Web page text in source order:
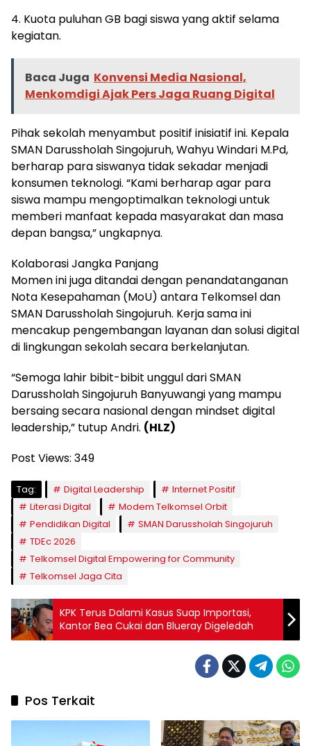
4. Kuota puluhan GB bagi siswa yang aktif selama
kegiatan.
Baca Juga Konvensi Media Nasional,
Menkomdigi Ajak Pers Jaga Ruang Digital
Pihak sekolah menyambut positif inisiatif ini. Kepala
SMAN Darussholah Singojuruh, Wahyu Windari M.Pd,
berharap para siswanya tidak sekadar menjadi
konsumen teknologi. “Kami berharap agar para
siswa mampu mengoptimalkan teknologi untuk
memberi manfaat kepada masyarakat dan masa
depan bangsa,” ungkapnya.
Kolaborasi Jangka Panjang
Momen ini juga ditandai dengan penandatanganan
Nota Kesepahaman (MoU) antara Telkomsel dan
SMAN Darussholah Singojuruh. Kerja sama ini
mencakup pengembangan layanan dan solusi digital
di lingkungan sekolah secara berkelanjutan.
“Semoga lahir bibit-bibit unggul dari SMAN
Darussholah Singojuruh Banyuwangi yang mampu
bersaing secara nasional dengan mindset digital
leadership,” tutup Andri. (HLZ)
Post Views: 349
Tag: Digital Leadership
Internet Positif
Literasi Digital
Modem Telkomsel Orbit
Pendidikan Digital
SMAN Darussholah Singojuruh
TDEc 2026
Telkomsel Digital Empowering for Community
Telkomsel Jaga Cita
KPK Terus Dalami Kasus Suap Importasi,
Kantor Bea Cukai dan Blueray Digeledah
Pos Terkait